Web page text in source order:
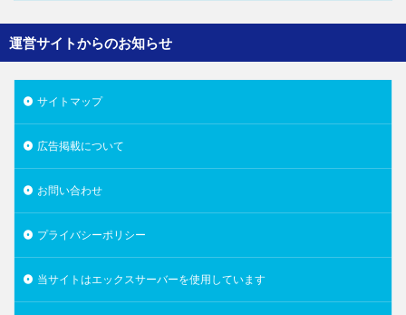
運営サイトからのお知らせ
サイトマップ
広告掲載について
お問い合わせ
プライバシーポリシー
当サイトはエックスサーバーを使用しています